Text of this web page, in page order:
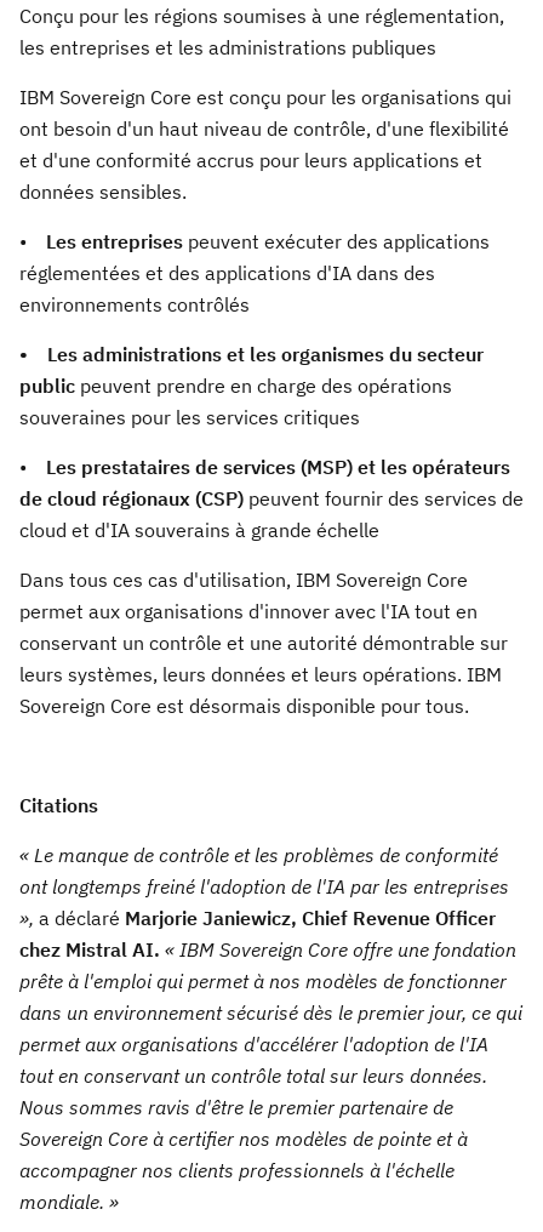
Conçu pour les régions soumises à une réglementation,
les entreprises et les administrations publiques
IBM Sovereign Core est conçu pour les organisations qui
ont besoin d'un haut niveau de contrôle, d'une flexibilité
et d'une conformité accrus pour leurs applications et
données sensibles.
• Les entreprises peuvent exécuter des applications
réglementées et des applications d'IA dans des
environnements contrôlés
• Les administrations et les organismes du secteur
public peuvent prendre en charge des opérations
souveraines pour les services critiques
• Les prestataires de services (MSP) et les opérateurs
de cloud régionaux (CSP) peuvent fournir des services de
cloud et d'IA souverains à grande échelle
Dans tous ces cas d'utilisation, IBM Sovereign Core
permet aux organisations d'innover avec l'IA tout en
conservant un contrôle et une autorité démontrable sur
leurs systèmes, leurs données et leurs opérations. IBM
Sovereign Core est désormais disponible pour tous.
Citations
« Le manque de contrôle et les problèmes de conformité
ont longtemps freiné l'adoption de l'IA par les entreprises
», a déclaré Marjorie Janiewicz, Chief Revenue Officer
chez Mistral AI. « IBM Sovereign Core offre une fondation
prête à l'emploi qui permet à nos modèles de fonctionner
dans un environnement sécurisé dès le premier jour, ce qui
permet aux organisations d'accélérer l'adoption de l'IA
tout en conservant un contrôle total sur leurs données.
Nous sommes ravis d'être le premier partenaire de
Sovereign Core à certifier nos modèles de pointe et à
accompagner nos clients professionnels à l'échelle
mondiale. »